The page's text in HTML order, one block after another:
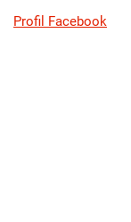
Profil Facebook